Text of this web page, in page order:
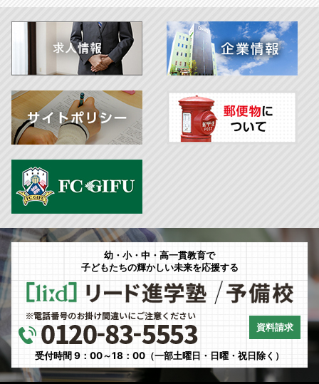
幼・小・中・高一貫教育で
子どもたちの輝かしい未来を応援する
資料請求
受付時間 9：00～18：00（一部土曜日・日曜・祝日除く）